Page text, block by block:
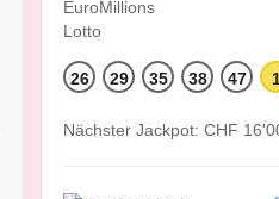
26 29 35 38 47
Nächster Jackpot: CHF